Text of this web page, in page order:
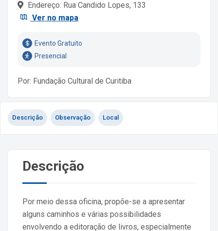
Endereço: Rua Candido Lopes, 133
Ver no mapa
Evento Gratuito
Presencial
Por: Fundação Cultural de Curitiba
Descrição Observação Local
Descrição
Por meio dessa oficina, propõe-se a apresentar
alguns caminhos e várias possibilidades
envolvendo a editoração de livros, especialmente